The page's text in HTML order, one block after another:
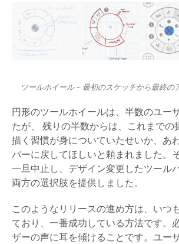
ツールホイール - 最初のスケッチから最終の
円形のツールホイールは、半数のユー
たが、 残りの半数からは、これまでの
描く習慣が身についていたせいか、あ
バーに戻してほしいと頼まれました。
一旦中止し、デザイン変更したツール
両方の選択肢を提供しました。
このようなリリースの進め方は、いつ
ており、一番成功している方法です。
ザーの声に耳を傾けることです。ユー